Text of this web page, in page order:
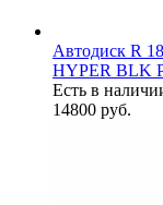
Автодиск R
HYPER BLK
Есть в
14800 руб.